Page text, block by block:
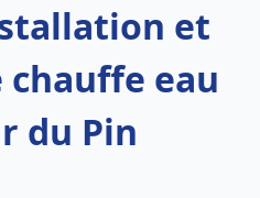
et
chauffe eau
du Pin